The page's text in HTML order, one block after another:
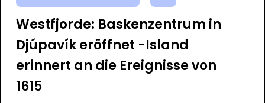
Westfjorde: Baskenzentrum in
Djúpavík eröffnet -Island
erinnert an die Ereignisse von
1615